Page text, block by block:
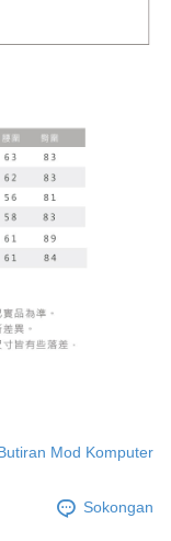
Mod Komputer
Sokongan